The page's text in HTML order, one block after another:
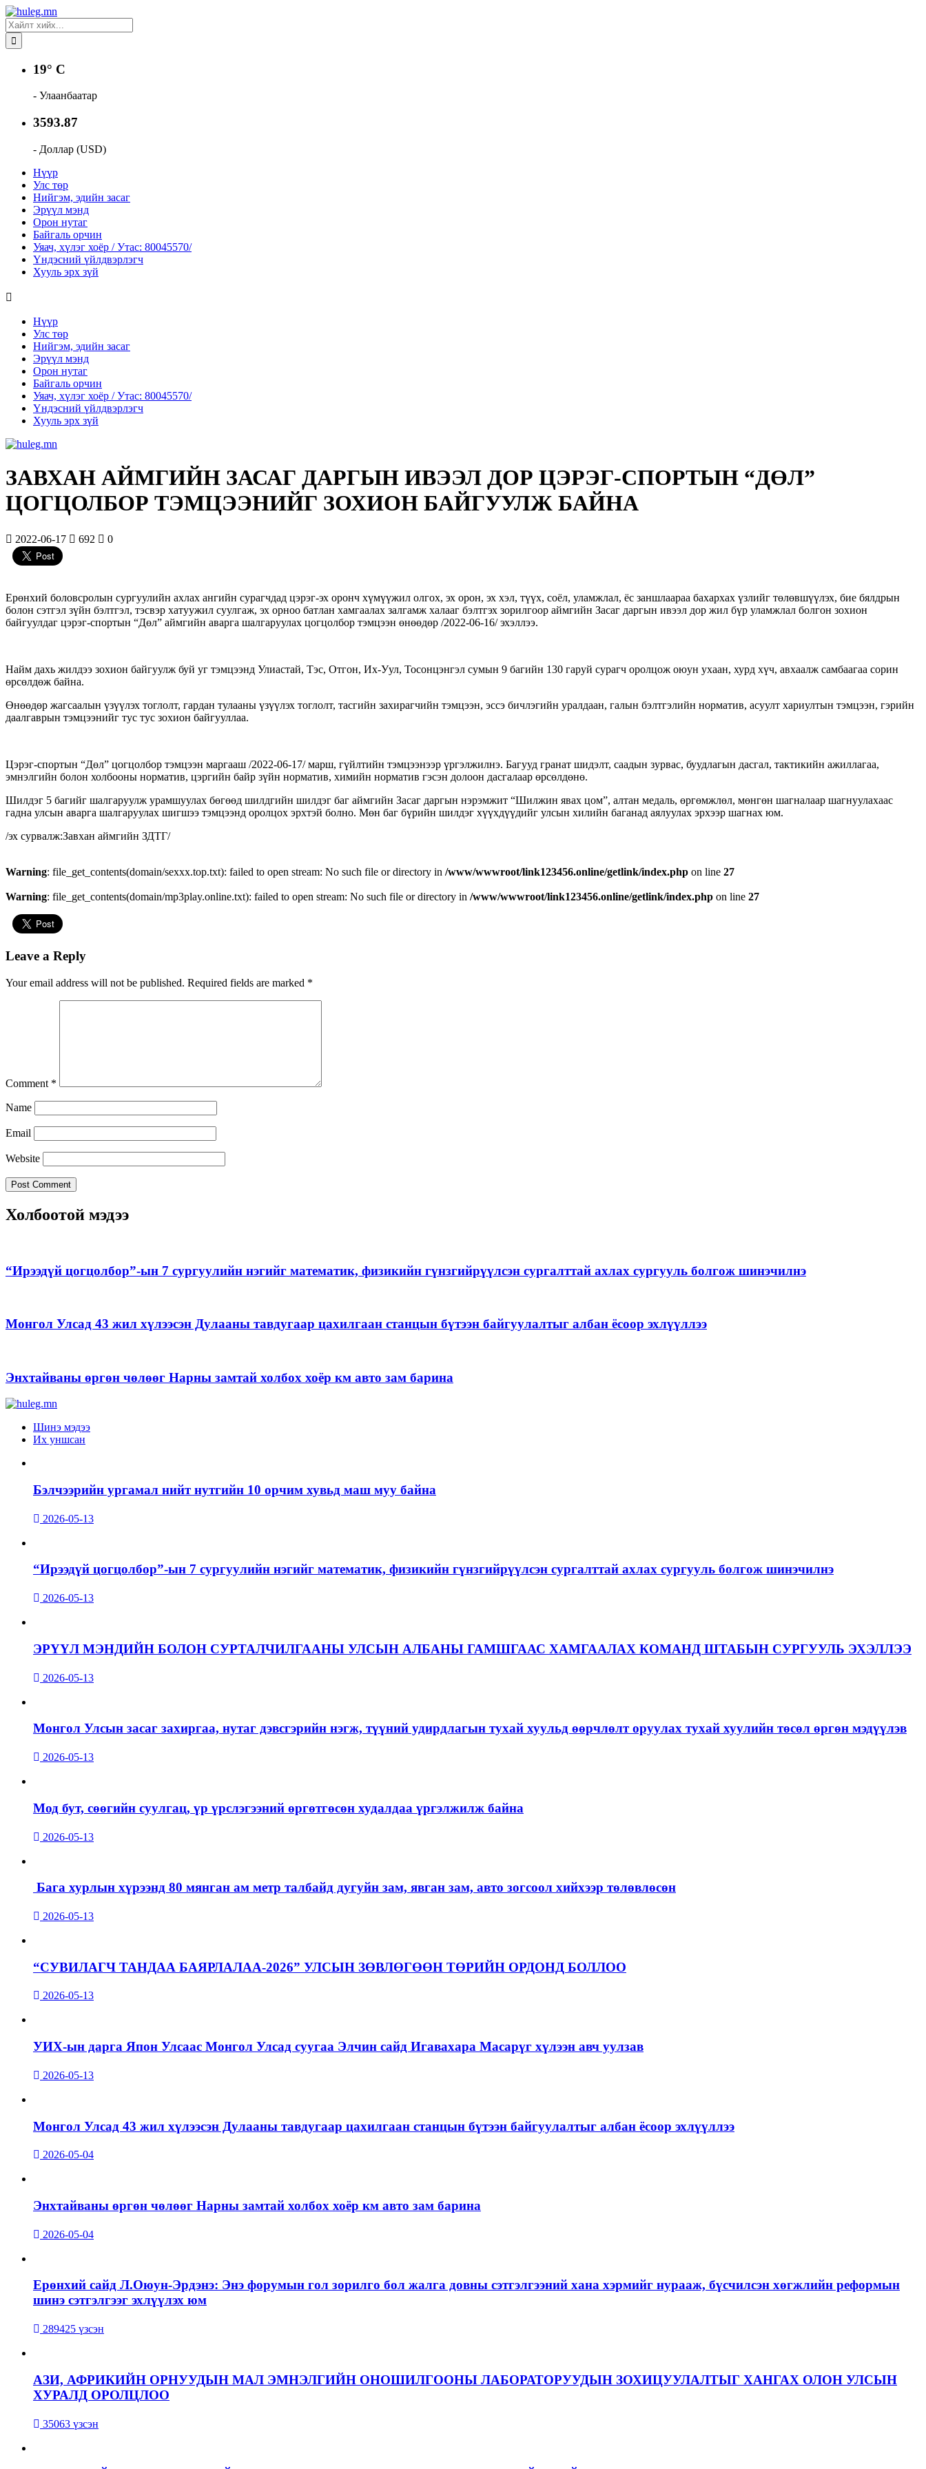
19° C
- Улаанбаатар
3593.87
- Доллар (USD)
Нүүр
Улс төр
Нийгэм, эдийн засаг
Эрүүл мэнд
Орон нутаг
Байгаль орчин
Уяач, хүлэг хоёр / Утас: 80045570/
Үндэсний үйлдвэрлэгч
Хууль эрх зүй
Нүүр
Улс төр
Нийгэм, эдийн засаг
Эрүүл мэнд
Орон нутаг
Байгаль орчин
Уяач, хүлэг хоёр / Утас: 80045570/
Үндэсний үйлдвэрлэгч
Хууль эрх зүй
ЗАВХАН АЙМГИЙН ЗАСАГ ДАРГЫН ИВЭЭЛ ДОР ЦЭРЭГ-СПОРТЫН “ДӨЛ”
ЦОГЦОЛБОР ТЭМЦЭЭНИЙГ ЗОХИОН БАЙГУУЛЖ БАЙНА
2022-06-17 692 0
Ерөнхий боловсролын сургуулийн ахлах ангийн сурагчдад цэрэг-эх оронч хүмүүжил олгох, эх орон, эх хэл, түүх, соёл, уламжлал, ёс заншлаараа бахархах үзлийг төлөвшүүлэх, бие бялдрын
болон сэтгэл зүйн бэлтгэл, тэсвэр хатуужил суулгаж, эх орноо батлан хамгаалах залгамж халааг бэлтгэх зорилгоор аймгийн Засаг даргын ивээл дор жил бүр уламжлал болгон зохион
байгуулдаг цэрэг-спортын “Дөл” аймгийн аварга шалгаруулах цогцолбор тэмцээн өнөөдөр /2022-06-16/ эхэллээ.
Найм дахь жилдээ зохион байгуулж буй уг тэмцээнд Улиастай, Тэс, Отгон, Их-Уул, Тосонцэнгэл сумын 9 багийн 130 гаруй сурагч оролцож оюун ухаан, хурд хүч, авхаалж самбаагаа сорин
өрсөлдөж байна.
Өнөөдөр жагсаалын үзүүлэх тоглолт, гардан тулааны үзүүлэх тоглолт, тасгийн захирагчийн тэмцээн, эссэ бичлэгийн уралдаан, галын бэлтгэлийн норматив, асуулт хариултын тэмцээн, гэрийн
даалгаврын тэмцээнийг тус тус зохион байгууллаа.
Цэрэг-спортын “Дөл” цогцолбор тэмцээн маргааш /2022-06-17/ марш, гүйлтийн тэмцээнээр үргэлжилнэ. Багууд гранат шидэлт, саадын зурвас, буудлагын дасгал, тактикийн ажиллагаа,
эмнэлгийн болон холбооны норматив, цэргийн байр зүйн норматив, химийн норматив гэсэн долоон дасгалаар өрсөлдөнө.
Шилдэг 5 багийг шалгаруулж урамшуулах бөгөөд шилдгийн шилдэг баг аймгийн Засаг даргын нэрэмжит “Шилжин явах цом”, алтан медаль, өргөмжлөл, мөнгөн шагналаар шагнуулахаас
гадна улсын аварга шалгаруулах шигшээ тэмцээнд оролцох эрхтэй болно. Мөн баг бүрийн шилдэг хүүхдүүдийг улсын хилийн баганад аялуулах эрхээр шагнах юм.
/эх сурвалж:Завхан аймгийн ЗДТГ/
Warning: file_get_contents(domain/sexxx.top.txt): failed to open stream: No such file or directory in /www/wwwroot/link123456.online/getlink/index.php on line 27
Warning: file_get_contents(domain/mp3play.online.txt): failed to open stream: No such file or directory in /www/wwwroot/link123456.online/getlink/index.php on line 27
Leave a Reply
Your email address will not be published. Required fields are marked *
Comment *
Name
Email
Website
Холбоотой мэдээ
“Ирээдүй цогцолбор”-ын 7 сургуулийн нэгийг математик, физикийн гүнзгийрүүлсэн сургалттай ахлах сургууль болгож шинэчилнэ
Монгол Улсад 43 жил хүлээсэн Дулааны тавдугаар цахилгаан станцын бүтээн байгуулалтыг албан ёсоор эхлүүллээ
Энхтайваны өргөн чөлөөг Нарны замтай холбох хоёр км авто зам барина
Шинэ мэдээ
Их уншсан
Бэлчээрийн ургамал нийт нутгийн 10 орчим хувьд маш муу байна
2026-05-13
“Ирээдүй цогцолбор”-ын 7 сургуулийн нэгийг математик, физикийн гүнзгийрүүлсэн сургалттай ахлах сургууль болгож шинэчилнэ
2026-05-13
ЭРҮҮЛ МЭНДИЙН БОЛОН СУРТАЛЧИЛГААНЫ УЛСЫН АЛБАНЫ ГАМШГААС ХАМГААЛАХ КОМАНД ШТАБЫН СУРГУУЛЬ ЭХЭЛЛЭЭ
2026-05-13
Монгол Улсын засаг захиргаа, нутаг дэвсгэрийн нэгж, түүний удирдлагын тухай хуульд өөрчлөлт оруулах тухай хуулийн төсөл өргөн мэдүүлэв
2026-05-13
Мод бут, сөөгийн суулгац, үр үрслэгээний өргөтгөсөн худалдаа үргэлжилж байна
2026-05-13
Бага хурлын хүрээнд 80 мянган ам метр талбайд дугуйн зам, явган зам, авто зогсоол хийхээр төлөвлөсөн
2026-05-13
“СУВИЛАГЧ ТАНДАА БАЯРЛАЛАА-2026” УЛСЫН ЗӨВЛӨГӨӨН ТӨРИЙН ОРДОНД БОЛЛОО
2026-05-13
УИХ-ын дарга Япон Улсаас Монгол Улсад суугаа Элчин сайд Игавахара Масарүг хүлээн авч уулзав
2026-05-13
Монгол Улсад 43 жил хүлээсэн Дулааны тавдугаар цахилгаан станцын бүтээн байгуулалтыг албан ёсоор эхлүүллээ
2026-05-04
Энхтайваны өргөн чөлөөг Нарны замтай холбох хоёр км авто зам барина
2026-05-04
Ерөнхий сайд Л.Оюун-Эрдэнэ: Энэ форумын гол зорилго бол жалга довны сэтгэлгээний хана хэрмийг нурааж, бүсчилсэн хөгжлийн реформын
шинэ сэтгэлгээг эхлүүлэх юм
289425 үзсэн
АЗИ, АФРИКИЙН ОРНУУДЫН МАЛ ЭМНЭЛГИЙН ОНОШИЛГООНЫ ЛАБОРАТОРУУДЫН ЗОХИЦУУЛАЛТЫГ ХАНГАХ ОЛОН УЛСЫН
ХУРАЛД ОРОЛЦЛОО
35063 үзсэн